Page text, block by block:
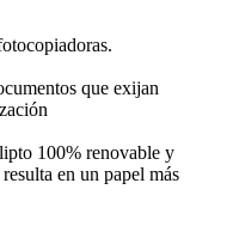
que exijan
100% renovable y
en un papel más